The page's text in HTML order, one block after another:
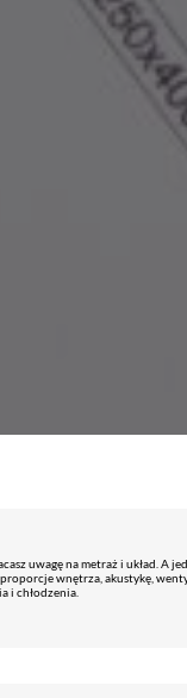
uwagę na metraż i układ. A
wnętrza, akustykę,
i chłodzenia.